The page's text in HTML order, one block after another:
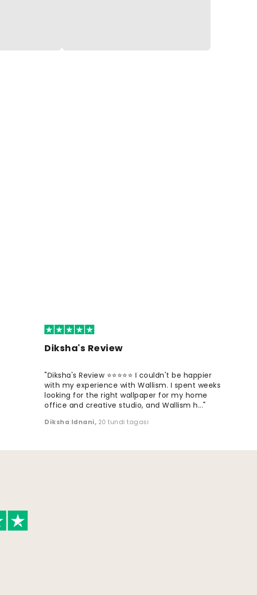
Diksha's Review
"Diksha's Review ⭐⭐⭐⭐⭐ I couldn't be happier
with my experience with Wallism. I spent weeks
looking for the right wallpaper for my home
office and creative studio, and Wallism h..."
Diksha Idnani, 20 tundi tagasi